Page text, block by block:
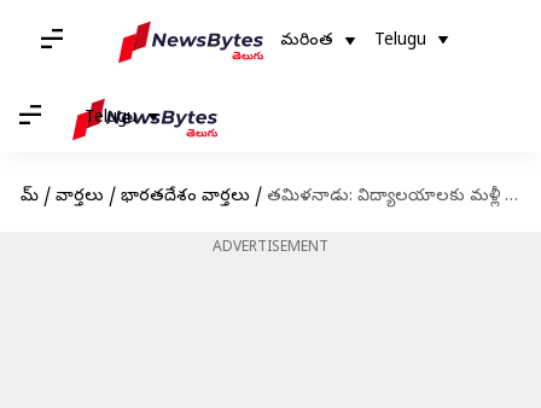
మరింత Telugu
Telugu
హోమ్ / వార్తలు / భారతదేశం వార్తలు / తమిళనాడు: విద్యాలయాలకు మళ్లీ వేసవి సెలవుల పొడిగింపు
ADVERTISEMENT